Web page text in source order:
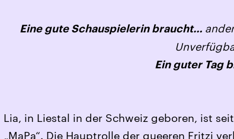
Eine gute Schauspielerin braucht…
Ein guter Tag
Lia, in Liestal in der Schweiz geboren, ist
„MaPa“. Die Hauptrolle der queeren Fritzi